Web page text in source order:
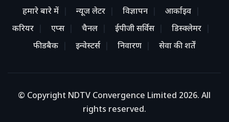
हमारे बारे में न्यूज लेटर विज्ञापन
आर्काइव
करियर
एप्स चैनल ईपीजी सर्विस
डिस्क्लेमर
फीडबैक
इन्वेस्टर्स निवारण सेवा की शर्तें
© Copyright NDTV Convergence Limited 2026. All
rights reserved.